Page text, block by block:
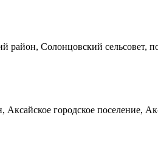
район, Солонцовский сельсовет,
городское поселение,